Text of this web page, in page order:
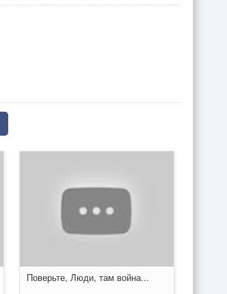
Поверьте, Люди, там война...